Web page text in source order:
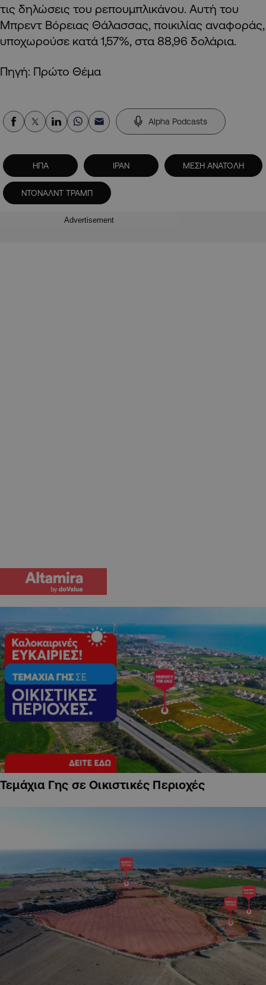
τις δηλώσεις του ρεπουμπλικάνου. Αυτή του
Μπρεντ Βόρειας Θάλασσας, ποικιλίας αναφοράς,
υποχωρούσε κατά 1,57%, στα 88,96 δολάρια.
Πηγή: Πρώτο Θέμα
Alpha Podcasts
ΗΠΑ ΙΡΑΝ ΜΕΣΗ ΑΝΑΤΟΛΗ
ΝΤΟΝΑΛΝΤ ΤΡΑΜΠ
Advertisement
Τεμάχια Γης σε Οικιστικές Περιοχές